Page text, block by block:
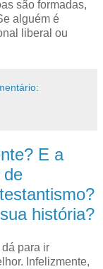
são formadas,
alguém é
liberal ou
E a
de
história?
para ir
Infelizmente,